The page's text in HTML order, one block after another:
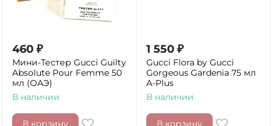
460 ₽
Мини-Тестер Gucci Guilty
Absolute Pour Femme 50
мл (ОАЭ)
В наличии
В корзину
1 550 ₽
Gucci Flora by Gucci
Gorgeous Gardenia 75 мл
A-Plus
В наличии
В корзину